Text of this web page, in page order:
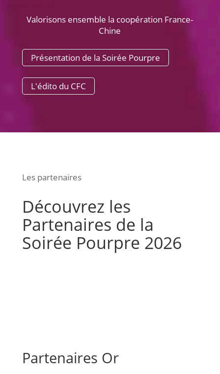
Valorisons ensemble la coopération France-
Chine
Présentation de la Soirée Pourpre
L'édito du CFC
Les partenaires
Découvrez les
Partenaires de la
Soirée Pourpre 2026
Partenaires Or